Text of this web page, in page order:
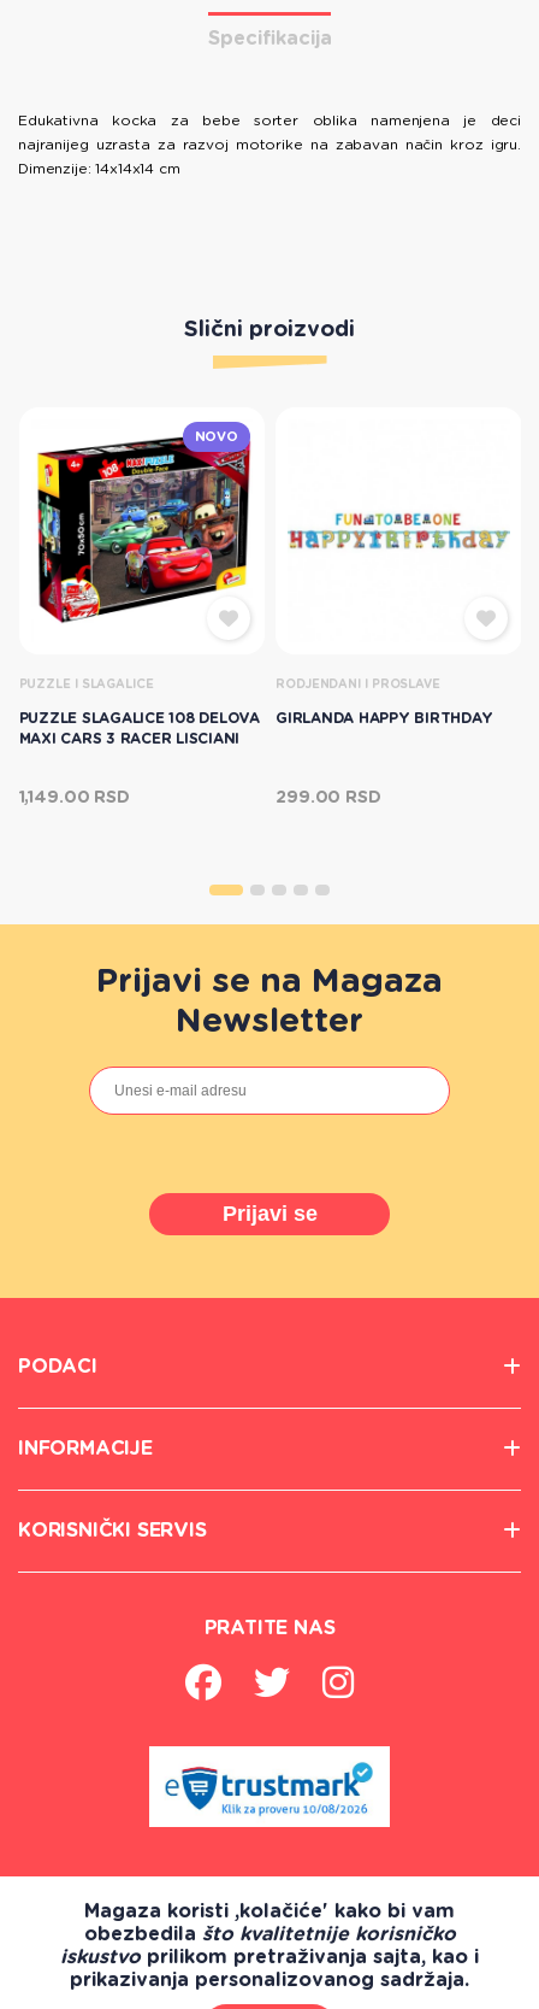
Specifikacija
Edukativna kocka za bebe sorter oblika namenjena je deci
najranijeg uzrasta za razvoj motorike na zabavan način kroz igru.
Dimenzije: 14x14x14 cm
Slični proizvodi
NOVO
PUZZLE I SLAGALICE
PUZZLE SLAGALICE 108 DELOVA
MAXI CARS 3 RACER LISCIANI
1,149.00 RSD
RODJENDANI I PROSLAVE
GIRLANDA HAPPY BIRTHDAY
299.00 RSD
Prijavi se na Magaza
Newsletter
Prijavi se
PODACI
INFORMACIJE
KORISNIČKI SERVIS
PRATITE NAS
Magaza koristi ,kolačiće' kako bi vam
obezbedila što kvalitetnije korisničko
iskustvoprilikom pretraživanja sajta, kao i
prikazivanja personalizovanog sadržaja.